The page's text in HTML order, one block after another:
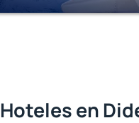
Hoteles en